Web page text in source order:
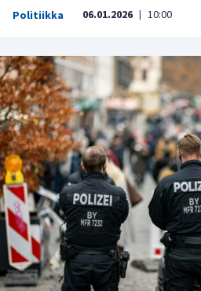
Politiikka 06.01.2026 | 10:00